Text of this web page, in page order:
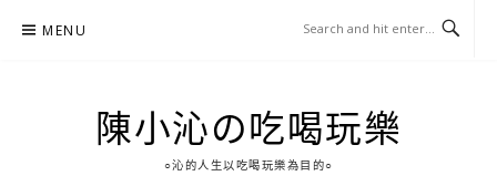
MENU
陳小沁の吃喝玩樂
○沁的人生以吃喝玩樂為目的○